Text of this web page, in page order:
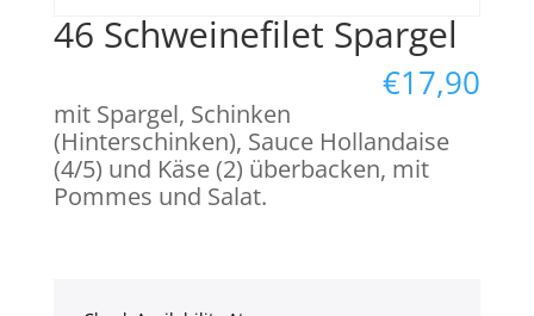
46 Schweinefilet Spargel
€17,90
mit Spargel, Schinken
(Hinterschinken), Sauce Hollandaise
(4/5) und Käse (2) überbacken, mit
Pommes und Salat.